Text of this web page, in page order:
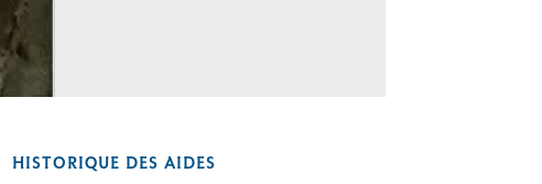
HISTORIQUE DES AIDES